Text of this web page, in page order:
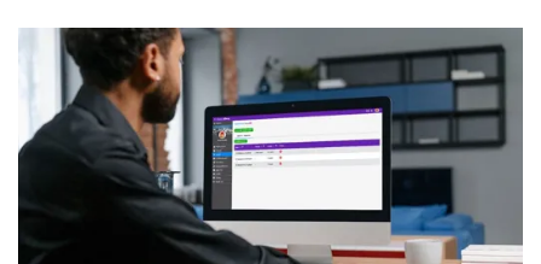
Kieli:
English
Svenska